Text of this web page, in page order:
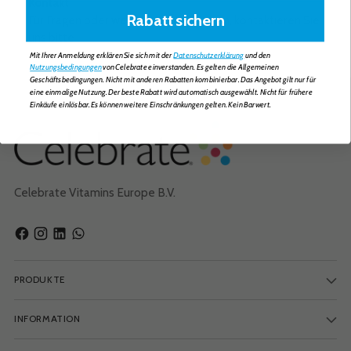
Für Fragen oder weitere Informationen, kontaktieren Sie
Celebrate Vitamins Europe B.V.
PRODUKTE
INFORMATION
Rabatt sichern
Mit Ihrer Anmeldung erklären Sie sich mit derDatenschutzerklärungund den
Nutzungsbedingungenvon Celebrate einverstanden. Es gelten die Allgemeinen
Geschäftsbedingungen. Nicht mit anderen Rabatten kombinierbar. Das Angebot gilt nur für
eine einmalige Nutzung. Der beste Rabatt wird automatisch ausgewählt. Nicht für frühere
Einkäufe einlösbar. Es können weitere Einschränkungen gelten. Kein Barwert.